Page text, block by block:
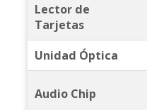
Lector de
Tarjetas
Unidad Óptica
Audio Chip